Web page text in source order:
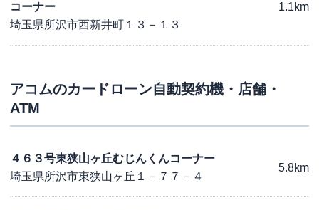
コーナー
埼玉県所沢市西新井町１３－１３
1.1km
アコムのカードローン自動契約機・店舗・
ATM
４６３号東狭山ヶ丘むじんくんコーナー
埼玉県所沢市東狭山ヶ丘１－７７－４
5.8km